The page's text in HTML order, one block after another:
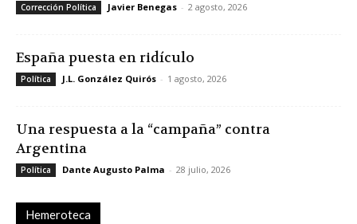
Corrección Política Javier Benegas - 2 agosto, 2026
España puesta en ridículo
Política J.L. González Quirós - 1 agosto, 2026
Una respuesta a la “campaña” contra
Argentina
Política Dante Augusto Palma - 28 julio, 2026
Hemeroteca